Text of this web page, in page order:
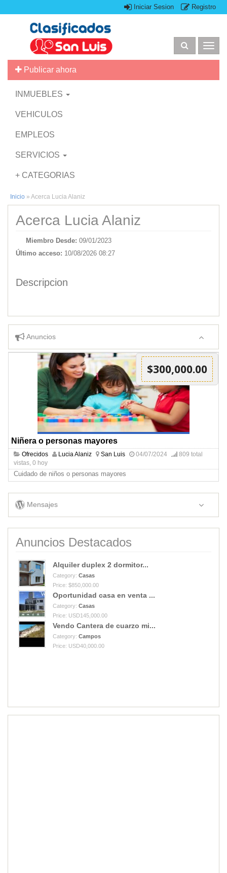
Iniciar Sesion Registro
Publicar ahora
INMUEBLES
VEHICULOS
EMPLEOS
SERVICIOS
+ CATEGORIAS
Inicio » Acerca Lucia Alaniz
Acerca Lucia Alaniz
Miembro Desde: 09/01/2023
Último acceso: 10/08/2026 08:27
Descripcion
Anuncios
$300,000.00
Niñera o personas mayores
Ofrecidos Lucia Alaniz San Luis 04/07/2024
809 total
vistas, 0 hoy
Cuidado de niños o personas mayores
Mensajes
Anuncios Destacados
Alquiler duplex 2 dormitor...
Category: Casas
Price: $850,000.00
Oportunidad casa en venta ...
Category: Casas
Price: USD145,000.00
Vendo Cantera de cuarzo mi...
Category: Campos
Price: USD40,000.00